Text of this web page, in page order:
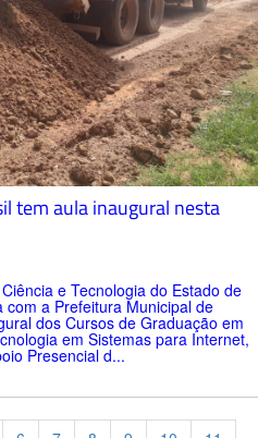
tem aula inaugural nesta
e Tecnologia do Estado de
a Prefeitura Municipal de
dos Cursos de Graduação em
em Sistemas para Internet,
Presencial d...